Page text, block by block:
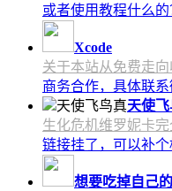
或者使用教程什么的
Xcode
关于本站从免费走向
商务合作，具体联
天使
生化危机维罗妮卡
链接挂了，可以补个
想要吃掉自己